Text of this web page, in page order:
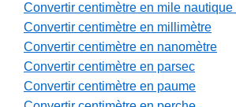
Convertir centimètre en mile
Convertir centimètre en millimètre
Convertir centimètre en nanomètre
Convertir centimètre en parsec
Convertir centimètre en paume